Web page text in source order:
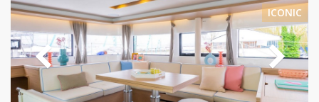
ICONIC